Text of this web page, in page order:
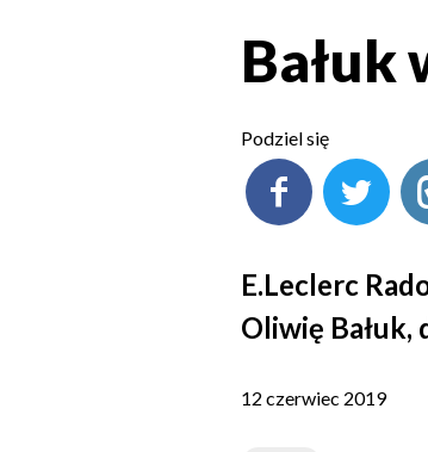
Bałuk
Podziel się
E.Leclerc
Oliwię Bałuk,
12 czerwiec 2019